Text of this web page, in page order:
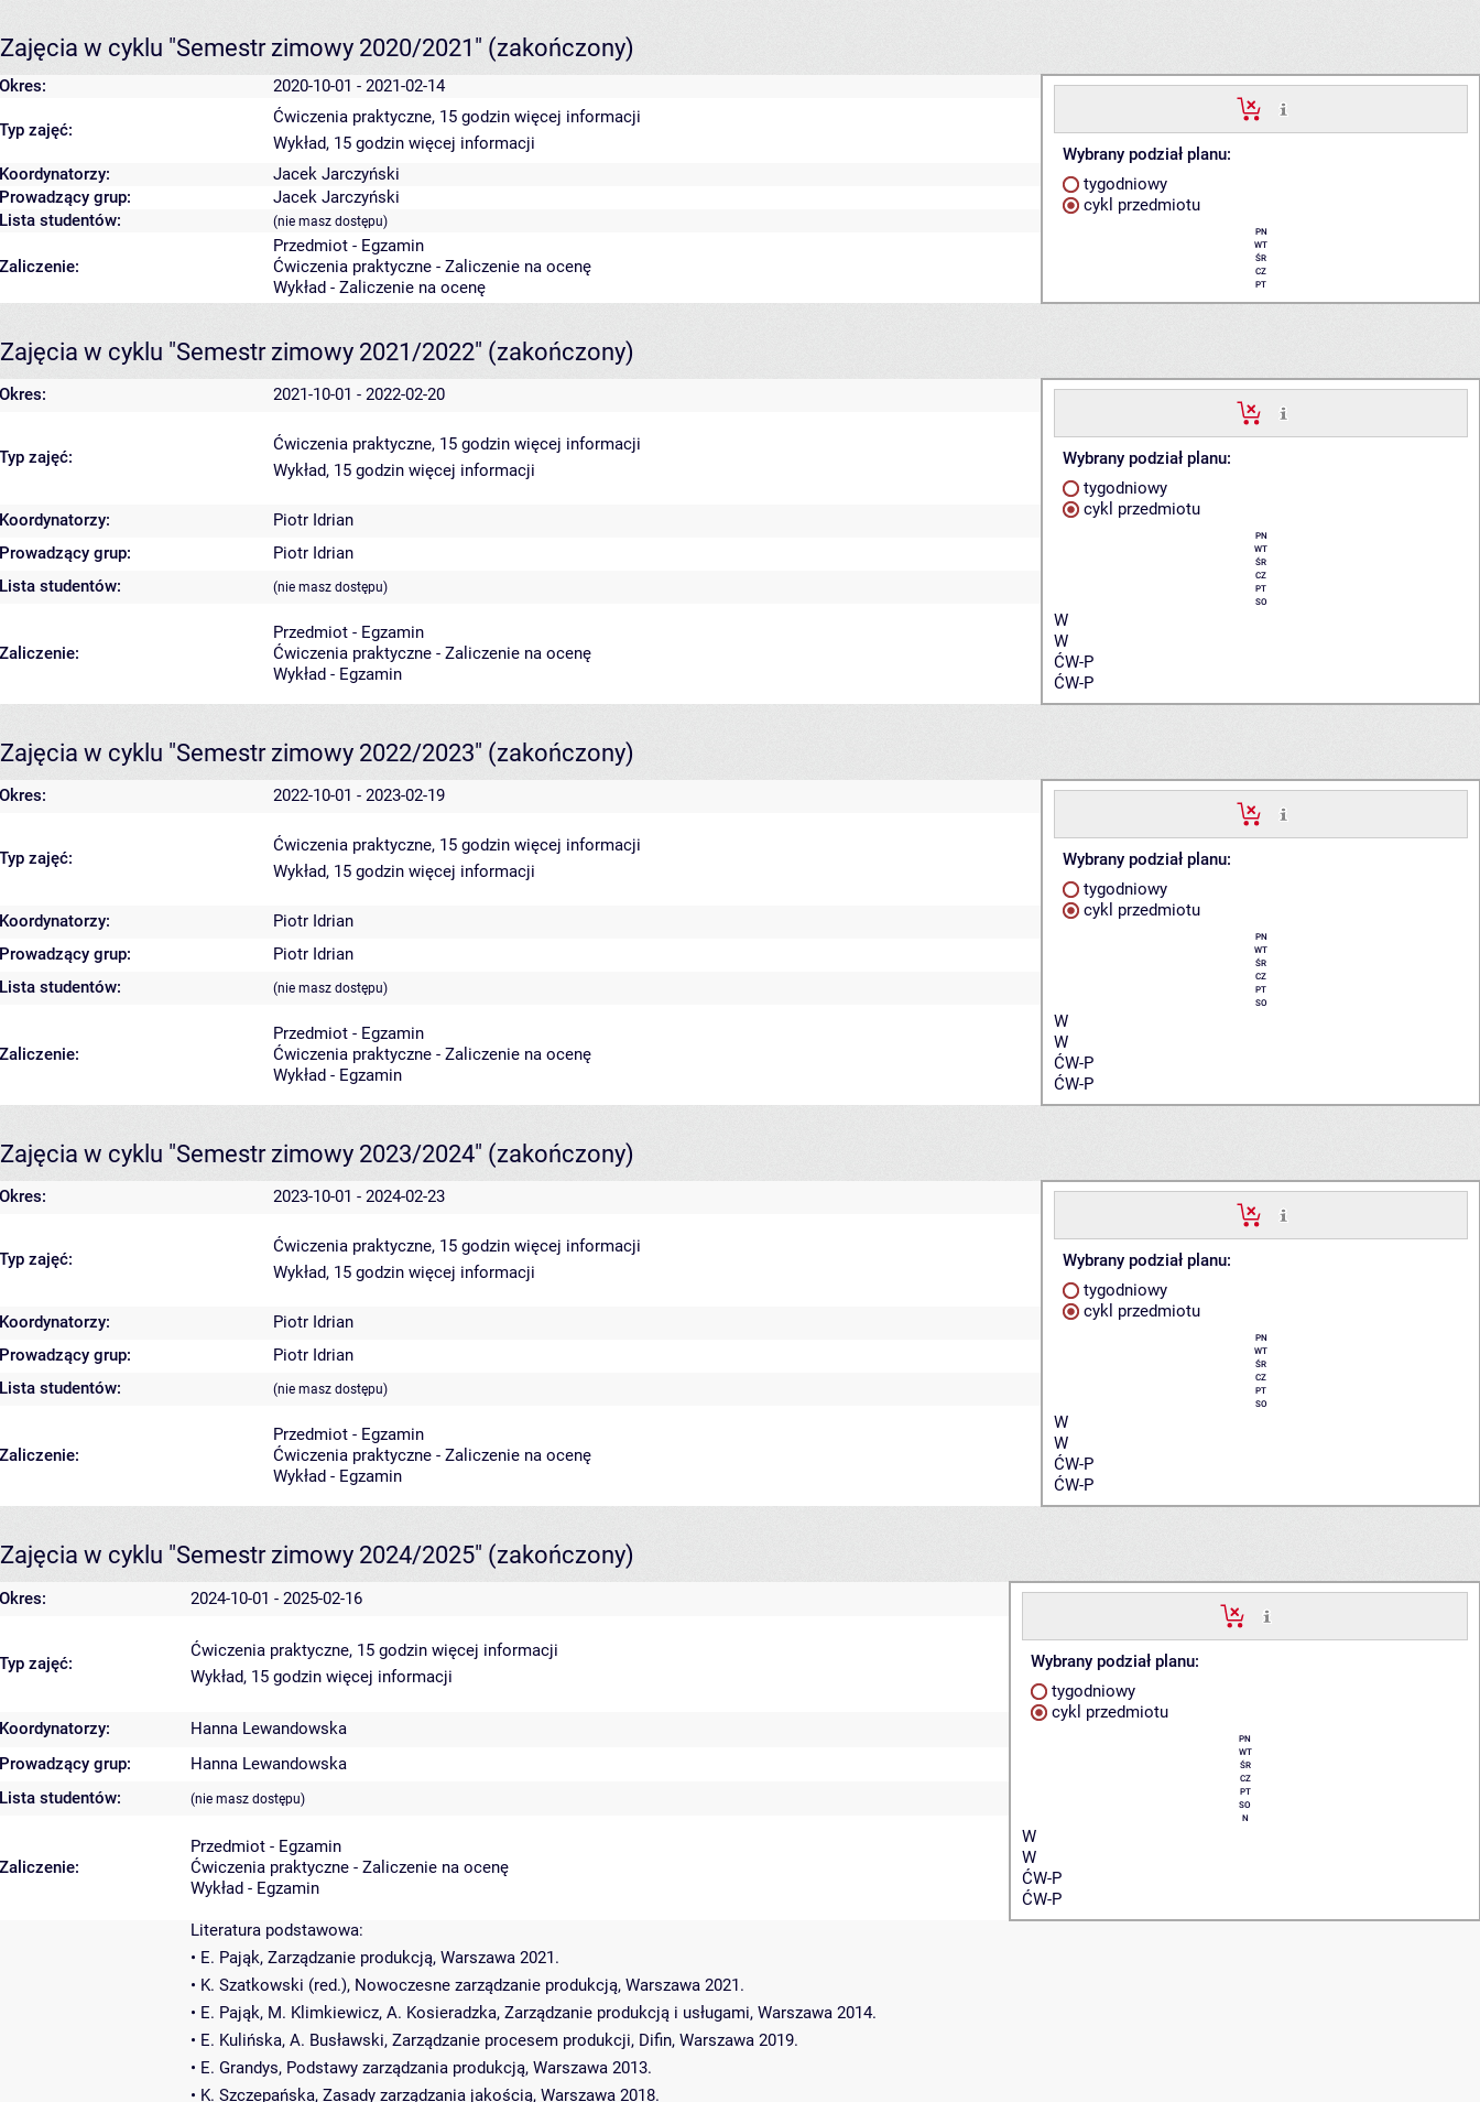
Zajęcia w cyklu "Semestr zimowy 2020/2021" (zakończony)
Okres: 2020-10-01 - 2021-02-14
Wybrany podział planu:
tygodniowy
cykl przedmiotu
PN
WT
ŚR
CZ
PT
Typ zajęć:
Ćwiczenia praktyczne, 15 godzin więcej informacji
Wykład, 15 godzin więcej informacji
Koordynatorzy:
Jacek Jarczyński
Prowadzący grup:
Jacek Jarczyński
Lista studentów:
(nie masz dostępu)
Zaliczenie:
Przedmiot - Egzamin
Ćwiczenia praktyczne - Zaliczenie na ocenę
Wykład - Zaliczenie na ocenę
Zajęcia w cyklu "Semestr zimowy 2021/2022" (zakończony)
Okres: 2021-10-01 - 2022-02-20
Wybrany podział planu:
tygodniowy
cykl przedmiotu
PN
WT
ŚR
CZ
PT
SO
W
W
ĆW-P
ĆW-P
Typ zajęć:
Ćwiczenia praktyczne, 15 godzin więcej informacji
Wykład, 15 godzin więcej informacji
Koordynatorzy:
Piotr Idrian
Prowadzący grup:
Piotr Idrian
Lista studentów:
(nie masz dostępu)
Zaliczenie:
Przedmiot - Egzamin
Ćwiczenia praktyczne - Zaliczenie na ocenę
Wykład - Egzamin
Zajęcia w cyklu "Semestr zimowy 2022/2023" (zakończony)
Okres: 2022-10-01 - 2023-02-19
Wybrany podział planu:
tygodniowy
cykl przedmiotu
PN
WT
ŚR
CZ
PT
SO
W
W
ĆW-P
ĆW-P
Typ zajęć:
Ćwiczenia praktyczne, 15 godzin więcej informacji
Wykład, 15 godzin więcej informacji
Koordynatorzy:
Piotr Idrian
Prowadzący grup:
Piotr Idrian
Lista studentów:
(nie masz dostępu)
Zaliczenie:
Przedmiot - Egzamin
Ćwiczenia praktyczne - Zaliczenie na ocenę
Wykład - Egzamin
Zajęcia w cyklu "Semestr zimowy 2023/2024" (zakończony)
Okres: 2023-10-01 - 2024-02-23
Wybrany podział planu:
tygodniowy
cykl przedmiotu
PN
WT
ŚR
CZ
PT
SO
W
W
ĆW-P
ĆW-P
Typ zajęć:
Ćwiczenia praktyczne, 15 godzin więcej informacji
Wykład, 15 godzin więcej informacji
Koordynatorzy:
Piotr Idrian
Prowadzący grup:
Piotr Idrian
Lista studentów:
(nie masz dostępu)
Zaliczenie:
Przedmiot - Egzamin
Ćwiczenia praktyczne - Zaliczenie na ocenę
Wykład - Egzamin
Zajęcia w cyklu "Semestr zimowy 2024/2025" (zakończony)
Okres: 2024-10-01 - 2025-02-16
Wybrany podział planu:
tygodniowy
cykl przedmiotu
PN
WT
ŚR
CZ
PT
SO
N
W
W
ĆW-P
ĆW-P
Typ zajęć:
Ćwiczenia praktyczne, 15 godzin więcej informacji
Wykład, 15 godzin więcej informacji
Koordynatorzy:
Hanna Lewandowska
Prowadzący grup:
Hanna Lewandowska
Lista studentów:
(nie masz dostępu)
Zaliczenie:
Przedmiot - Egzamin
Ćwiczenia praktyczne - Zaliczenie na ocenę
Wykład - Egzamin
Literatura podstawowa:
• E. Pająk, Zarządzanie produkcją, Warszawa 2021.
• K. Szatkowski (red.), Nowoczesne zarządzanie produkcją, Warszawa 2021.
• E. Pająk, M. Klimkiewicz, A. Kosieradzka, Zarządzanie produkcją i usługami, Warszawa 2014.
• E. Kulińska, A. Busławski, Zarządzanie procesem produkcji, Difin, Warszawa 2019.
• E. Grandys, Podstawy zarządzania produkcją, Warszawa 2013.
• K. Szczepańska, Zasady zarządzania jakością, Warszawa 2018.